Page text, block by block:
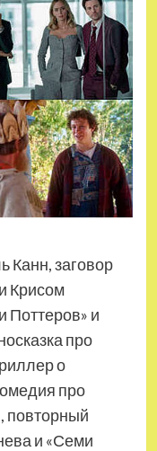
Канн, заговор
Крисом
Поттеров» и
про
о
про
повторный
и «Семи